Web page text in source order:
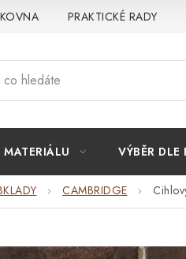
PRAKTICKÉ RADY
MATERIÁLU VÝBĚR DLE
CAMBRIDGE